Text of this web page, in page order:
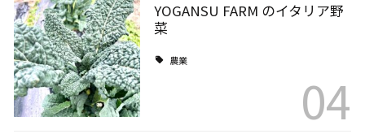
YOGANSU FARM のイタリア野
菜
農業
04